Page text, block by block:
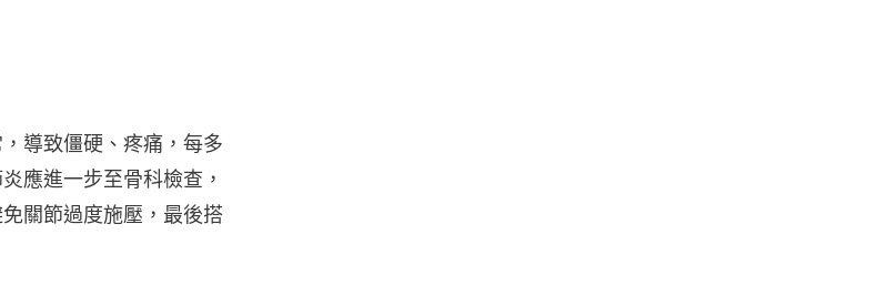
導致僵硬、疼痛，每多
應進一步至骨科檢查，
關節過度施壓，最後搭